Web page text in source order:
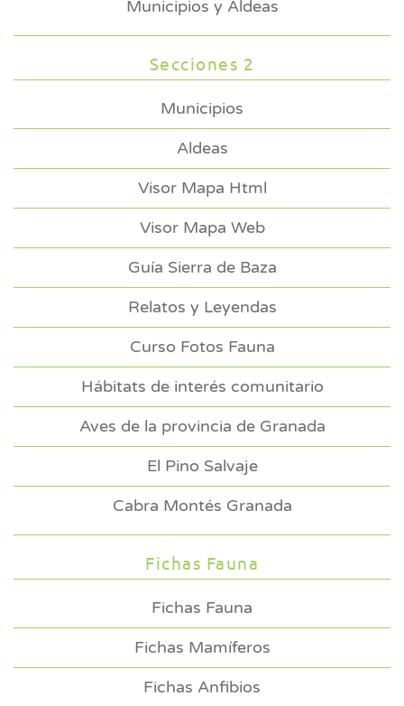
Municipios y Aldeas
Secciones 2
Municipios
Aldeas
Visor Mapa Html
Visor Mapa Web
Guía Sierra de Baza
Relatos y Leyendas
Curso Fotos Fauna
Hábitats de interés comunitario
Aves de la provincia de Granada
El Pino Salvaje
Cabra Montés Granada
Fichas Fauna
Fichas Fauna
Fichas Mamíferos
Fichas Anfibios